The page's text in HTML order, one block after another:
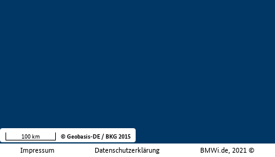
Impressum Datenschutzerklärung BMWi.de, 2021 ©
100 km © Geobasis-DE / BKG 2015